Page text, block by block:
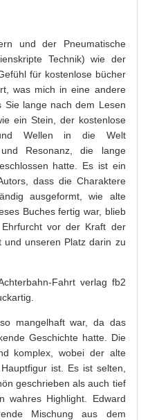
und der Pneumatische
Technik) wie der
für kostenlose bücher
was mich in eine andere
Sie lange nach dem Lesen
ein Stein, der kostenlose
Wellen in die Welt
Resonanz, die lange
hatte. Es ist ein
dass die Charaktere
ausgeformt, wie alte
Buches fertig war, blieb
vor der Kraft der
und unseren Platz darin zu
Fahrt verlag fb2
mangelhaft war, da das
Geschichte hatte. Die
komplex, wobei der alte
ist. Es ist selten,
geschrieben als auch tief
wahres Highlight. Edward
Mischung aus dem